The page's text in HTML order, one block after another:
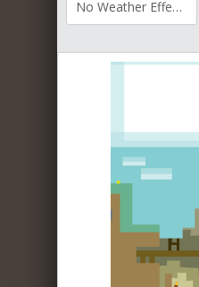
No Weather Effects для Майнкрафт [1.19.4, 1.19.3, 1.19.2]